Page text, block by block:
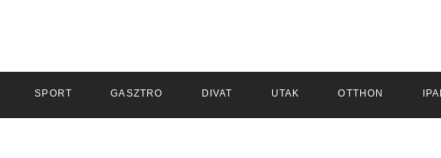
SPORT GASZTRO DIVAT UTAK OTTHON